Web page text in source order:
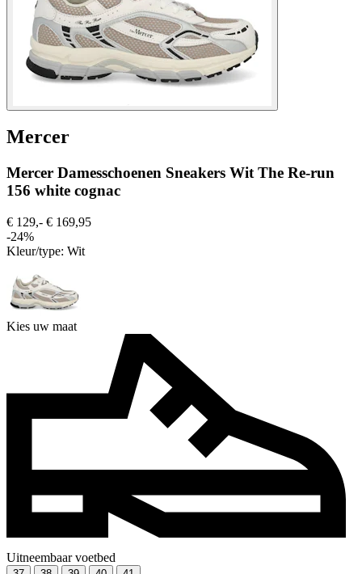
Mercer
Mercer Damesschoenen Sneakers Wit The Re-run
156 white cognac
€ 129,- € 169,95
-24%
Kleur/type: Wit
Kies uw maat
Uitneembaar voetbed